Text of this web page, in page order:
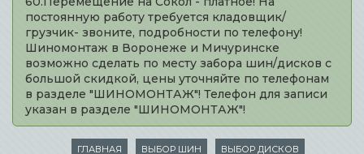
постоянную работу требуется кладовщик/
грузчик- звоните, подробности по телефону!
Шиномонтаж в Воронеже и Мичуринске
возможно сделать по месту забора шин/дисков с
большой скидкой, цены уточняйте по телефонам
в разделе "ШИНОМОНТАЖ"! Телефон для записи
указан в разделе "ШИНОМОНТАЖ"!
ГЛАВНАЯ ВЫБОР ШИН ВЫБОР ДИСКОВ